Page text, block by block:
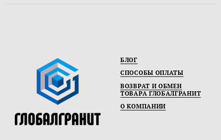
БЛОГ
СПОСОБЫ ОПЛАТЫ
ВОЗВРАТ И ОБМЕН
ТОВАРА ГЛОБАЛГРАНИТ
О КОМПАНИИ